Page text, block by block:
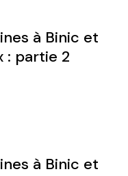
à Binic et
: partie 2
à Binic et